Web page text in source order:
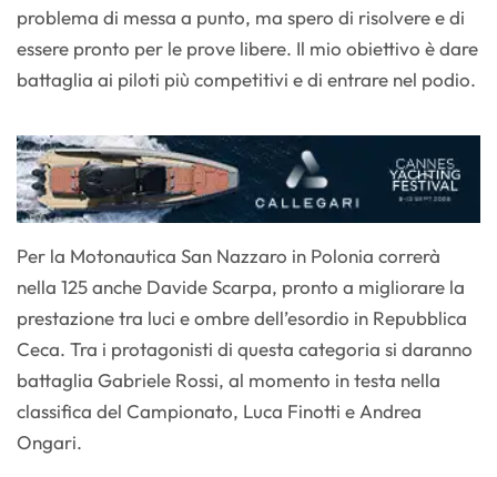
problema di messa a punto, ma spero di risolvere e di
essere pronto per le prove libere. Il mio obiettivo è dare
battaglia ai piloti più competitivi e di entrare nel podio.
Per la Motonautica San Nazzaro in Polonia correrà
nella 125 anche Davide Scarpa, pronto a migliorare la
prestazione tra luci e ombre dell’esordio in Repubblica
Ceca. Tra i protagonisti di questa categoria si daranno
battaglia Gabriele Rossi, al momento in testa nella
classifica del Campionato, Luca Finotti e Andrea
Ongari.